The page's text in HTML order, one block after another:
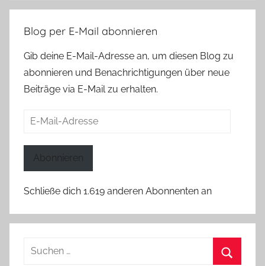
Blog per E-Mail abonnieren
Gib deine E-Mail-Adresse an, um diesen Blog zu
abonnieren und Benachrichtigungen über neue
Beiträge via E-Mail zu erhalten.
E-
Abonnieren
Schließe dich 1.619 anderen Abonnenten an
Suchen